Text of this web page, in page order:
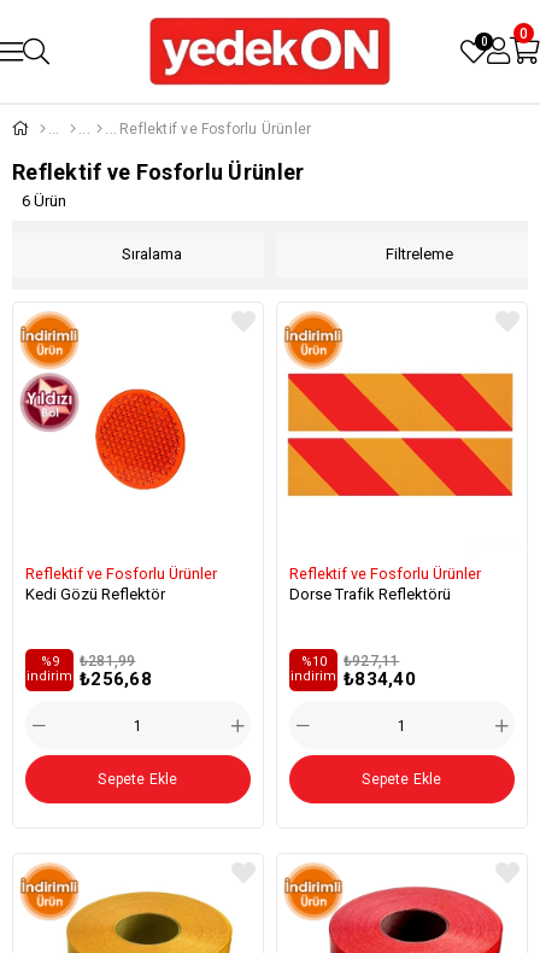
0 0
Reflektif ve Fosforlu Ürünler
Reflektif ve Fosforlu Ürünler
Filtreleme
Sıralama
6 Ürün
Reflektif ve Fosforlu Ürünler
Kedi Gözü Reflektör
₺256,68
₺281,99
%9
i̇ndirim
Sepete Ekle
Reflektif ve Fosforlu Ürünler
Dorse Trafik Reflektörü
₺834,40
₺927,11
%10
i̇ndirim
Sepete Ekle